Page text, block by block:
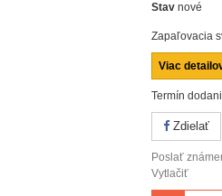
Stav nové
Zapaľovacia
Viac
Termín
Zdielať
Poslať
Vytlačiť